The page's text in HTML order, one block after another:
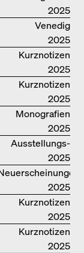
2025
Venedig
2025
Kurznotizen
2025
Kurznotizen
2025
Monografien
2025
Ausstellungs­
kataloge
2025
2025
Kurznotizen
2025
Kurznotizen
2025